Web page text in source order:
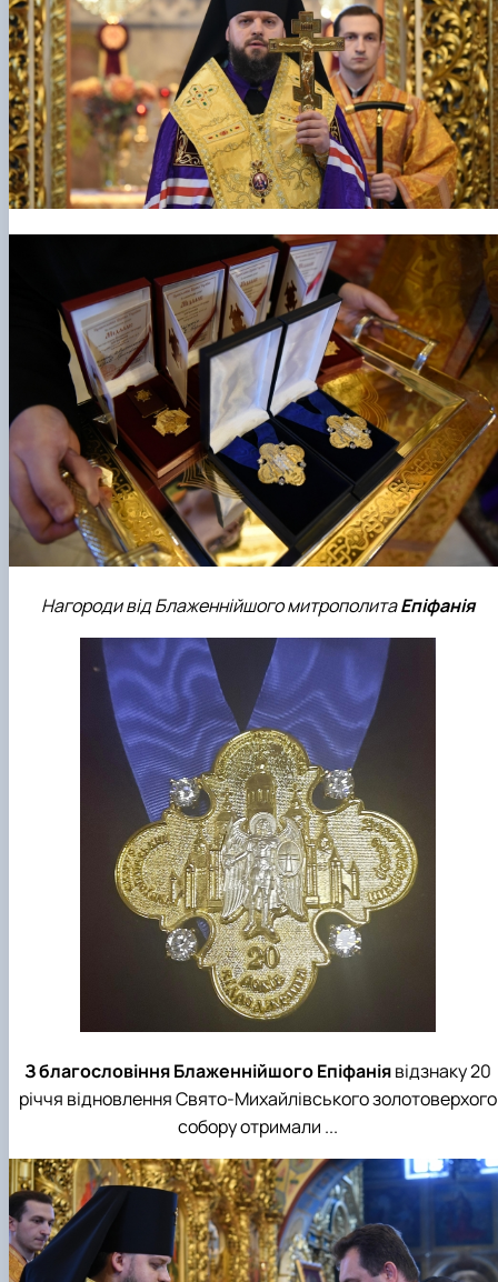
Нагороди від Блаженнійшого митрополитаЕпіфанія
З благословіння Блаженнійшого Епіфаніявідзнаку 20
річчя відновлення Свято-Михайлівського золотоверхого
собору отримали ...